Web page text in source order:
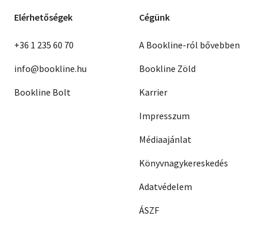
Elérhetőségek
+36 1 235 60 70
info@bookline.hu
Bookline Bolt
Cégünk
A Bookline-ról bővebben
Bookline Zöld
Karrier
Impresszum
Médiaajánlat
Könyvnagykereskedés
Adatvédelem
ÁSZF